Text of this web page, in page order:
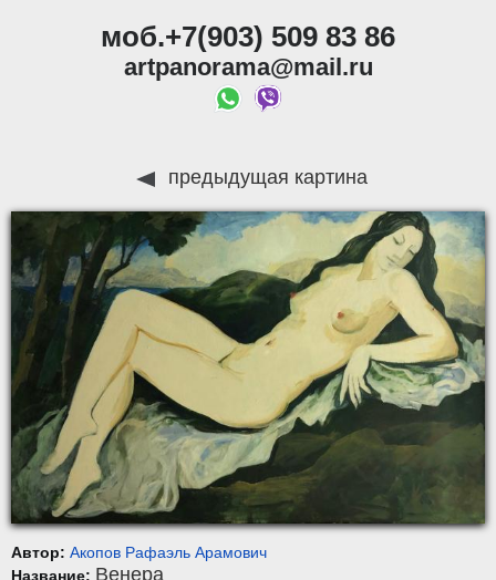
моб.+7(903) 509 83 86
artpanorama@mail.ru
предыдущая картина
Автор: Акопов Рафаэль Арамович
Название: Венера